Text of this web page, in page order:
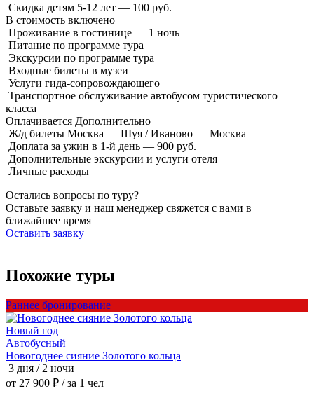
Скидка детям 5-12 лет — 100 руб.
В стоимость включено
Проживание в гостинице — 1 ночь
Питание по программе тура
Экскурсии по программе тура
Входные билеты в музеи
Услуги гида-сопровождающего
Транспортное обслуживание автобусом туристического
класса
Оплачивается Дополнительно
Ж/д билеты Москва — Шуя / Иваново — Москва
Доплата за ужин в 1-й день — 900 руб.
Дополнительные экскурсии и услуги отеля
Личные расходы
Остались вопросы по туру?
Оставьте заявку и наш менеджер свяжется с вами в
ближайшее время
Оставить заявку
Похожие туры
Раннее бронирование
Новый год
Автобусный
Новогоднее сияние Золотого кольца
3 дня / 2 ночи
от 27 900 ₽ / за 1 чел